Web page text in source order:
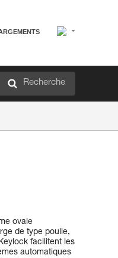
Recherche
ovale
de type poulie,
facilitent les
automatiques